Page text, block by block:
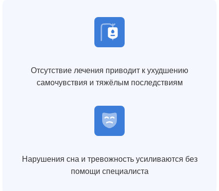
Отсутствие лечения приводит к ухудшению
самочувствия и тяжёлым последствиям
Нарушения сна и тревожность усиливаются без
помощи специалиста